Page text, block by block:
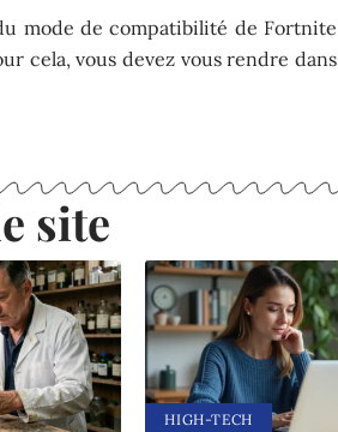
mode de compatibilité de Fortnite
cela, vous devez vous rendre dans
site
HIGH-TECH